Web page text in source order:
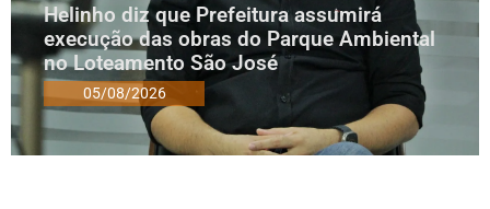
Helinho diz que Prefeitura assumirá
execução das obras do Parque Ambiental
no Loteamento São José
05/08/2026